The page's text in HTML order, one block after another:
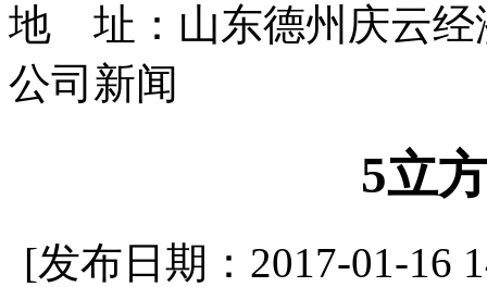
地 址：山东德州庆云经
公司新闻
5立
[发布日期：2017-01-16